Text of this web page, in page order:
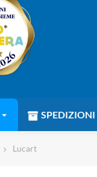
SPEDIZIONI
Lucart